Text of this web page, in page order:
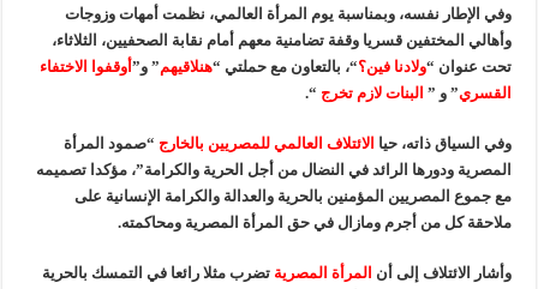
وفي الإطار نفسه، وبمناسبة يوم المرأة العالمي، نظمت أمهات وزوجات
وأهالي المختفين قسريا وقفة تضامنية معهم أمام نقابة الصحفيين، الثلاثاء،
تحت عنوان “ولادنا فين؟“، بالتعاون مع حملتي “هنلاقيهم” و”أوقفوا الاختفاء
القسري” و ” البنات لازم تخرج “.
وفي السياق ذاته، حيا الائتلاف العالمي للمصريين بالخارج “صمود المرأة
المصرية ودورها الرائد في النضال من أجل الحرية والكرامة”، مؤكدا تصميمه
مع جموع المصريين المؤمنين بالحرية والعدالة والكرامة الإنسانية على
ملاحقة كل من أجرم ومازال في حق المرأة المصرية ومحاكمته.
وأشار الائتلاف إلى أن المرأة المصرية تضرب مثلا رائعا في التمسك بالحرية